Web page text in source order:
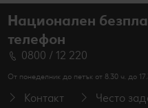
Национален
телефон
0800 / 12 220
От понеделник до петък от 8.30 ч. до
Контакт Често